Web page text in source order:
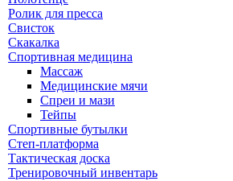
Ролик для пресса
Свисток
Скакалка
Спортивная медицина
Массаж
Медицинские мячи
Спреи и мази
Тейпы
Спортивные бутылки
Степ-платформа
Тактическая доска
Тренировочный инвентарь